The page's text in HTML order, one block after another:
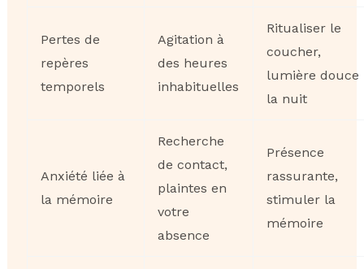
Pertes de
repères
temporels
Agitation à
des heures
inhabituelles
Ritualiser le
coucher,
lumière douce
la nuit
Anxiété liée à
la mémoire
Recherche
de contact,
plaintes en
votre
absence
Présence
rassurante,
stimuler la
mémoire